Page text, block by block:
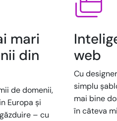
mari
din
de domenii,
Europa și
– cu
web
Cu
simplu
mai bine
în câteva